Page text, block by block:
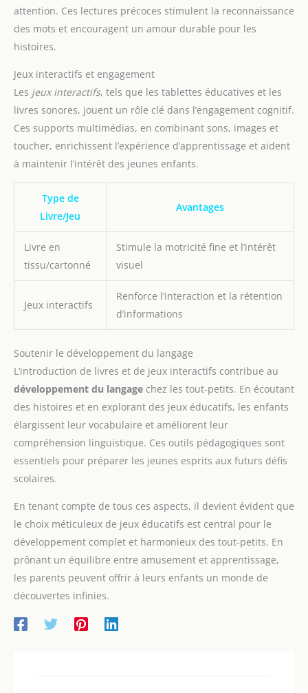
attention. Ces lectures précoces stimulent la reconnaissance
des mots et encouragent un amour durable pour les
histoires.
Jeux interactifs et engagement
Les jeux interactifs, tels que les tablettes éducatives et les
livres sonores, jouent un rôle clé dans l’engagement cognitif.
Ces supports multimédias, en combinant sons, images et
toucher, enrichissent l’expérience d’apprentissage et aident
à maintenir l’intérêt des jeunes enfants.
Type de
Livre/Jeu
Avantages
Livre en
tissu/cartonné
Stimule la motricité fine et l’intérêt
visuel
Jeux interactifs
Renforce l’interaction et la rétention
d’informations
Soutenir le développement du langage
L’introduction de livres et de jeux interactifs contribue au
développement du langage chez les tout-petits. En écoutant
des histoires et en explorant des jeux éducatifs, les enfants
élargissent leur vocabulaire et améliorent leur
compréhension linguistique. Ces outils pédagogiques sont
essentiels pour préparer les jeunes esprits aux futurs défis
scolaires.
En tenant compte de tous ces aspects, il devient évident que
le choix méticuleux de jeux éducatifs est central pour le
développement complet et harmonieux des tout-petits. En
prônant un équilibre entre amusement et apprentissage,
les parents peuvent offrir à leurs enfants un monde de
découvertes infinies.